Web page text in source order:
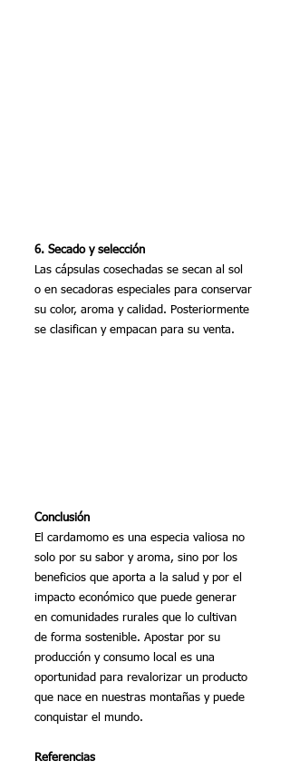
6. Secado y selección
Las cápsulas cosechadas se secan al sol
o en secadoras especiales para conservar
su color, aroma y calidad. Posteriormente
se clasifican y empacan para su venta.
Conclusión
El cardamomo es una especia valiosa no
solo por su sabor y aroma, sino por los
beneficios que aporta a la salud y por el
impacto económico que puede generar
en comunidades rurales que lo cultivan
de forma sostenible. Apostar por su
producción y consumo local es una
oportunidad para revalorizar un producto
que nace en nuestras montañas y puede
conquistar el mundo.
Referencias